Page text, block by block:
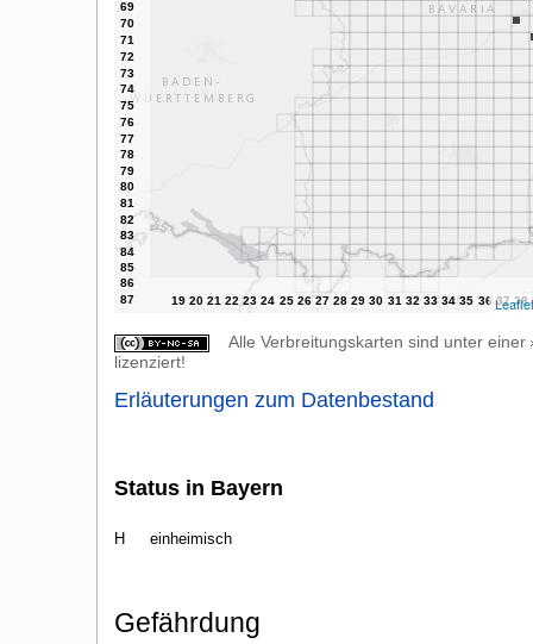
Leaflet
Alle Verbreitungskarten sind unter einer
lizenziert!
Erläuterungen zum Datenbestand
Status in Bayern
H einheimisch
Gefährdung